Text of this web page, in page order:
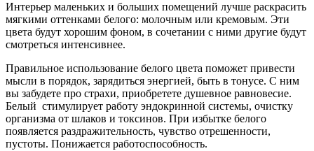
Интерьер маленьких и больших помещений лучше раскрасить
мягкими оттенками белого: молочным или кремовым. Эти
цвета будут хорошим фоном, в сочетании с ними другие будут
смотреться интенсивнее.
Правильное использование белого цвета поможет привести
мысли в порядок, зарядиться энергией, быть в тонусе. С ним
вы забудете про страхи, приобретете душевное равновесие.
Белый стимулирует работу эндокринной системы, очистку
организма от шлаков и токсинов. При избытке белого
появляется раздражительность, чувство отрешенности,
пустоты. Понижается работоспособность.